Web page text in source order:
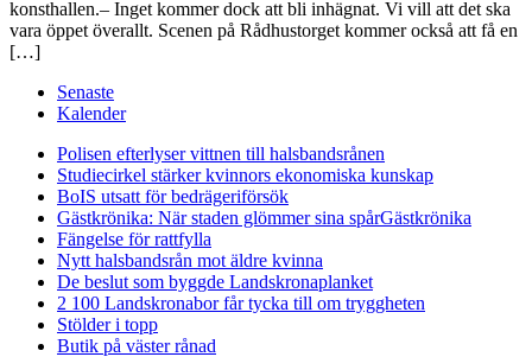
konsthallen.– Inget kommer dock att bli inhägnat. Vi vill att det ska
vara öppet överallt. Scenen på Rådhustorget kommer också att få en
[…]
Senaste
Kalender
Polisen efterlyser vittnen till halsbandsrånen
Studiecirkel stärker kvinnors ekonomiska kunskap
BoIS utsatt för bedrägeriförsök
Gästkrönika: När staden glömmer sina spårGästkrönika
Fängelse för rattfylla
Nytt halsbandsrån mot äldre kvinna
De beslut som byggde Landskronaplanket
2 100 Landskronabor får tycka till om tryggheten
Stölder i topp
Butik på väster rånad